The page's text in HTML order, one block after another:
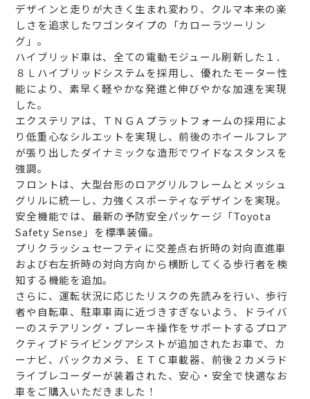
デザインと走りが大きく生まれ変わり、クルマ本来の楽
しさを追求したワゴンタイプの「カローラツーリン
グ」。
ハイブリッド車は、全ての電動モジュール刷新した１．
８Ｌハイブリッドシステムを採用し、優れたモーター性
能により、素早く軽やかな発進と伸びやかな加速を実現
した。
エクステリアは、ＴＮＧＡプラットフォームの採用によ
り低重心なシルエットを実現し、前後のホイールフレア
が張り出したダイナミックな造形でワイドなスタンスを
強調。
フロントは、大型台形のロアグリルフレームとメッシュ
グリルに統一し、力強くスポーティなデザインを実現。
安全機能では、最新の予防安全パッケージ「Toyota
Safety Sense」を標準装備。
プリクラッシュセーフティに交差点右折時の対向直進車
および右左折時の対向方向から横断してくる歩行者を検
知する機能を追加。
さらに、運転状況に応じたリスクの先読みを行い、歩行
者や自転車、駐車車両に近づきすぎないよう、ドライバ
ーのステアリング・ブレーキ操作をサポートするプロア
クティブドライビングアシストが追加されたお車で、カ
ーナビ、バックカメラ、ＥＴＣ車載器、前後２カメラド
ライブレコーダーが装着された、安心・安全で快適なお
車をご購入いただきました！